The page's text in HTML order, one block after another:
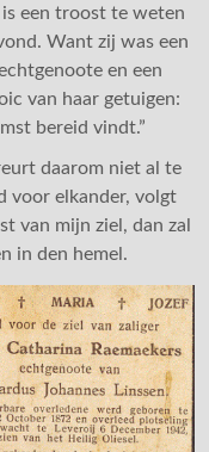
een troost te weten
Want zij was een
en een
van haar getuigen:
bereid vindt.”
daarom niet al te
voor elkander, volgt
van mijn ziel, dan zal
in den hemel.